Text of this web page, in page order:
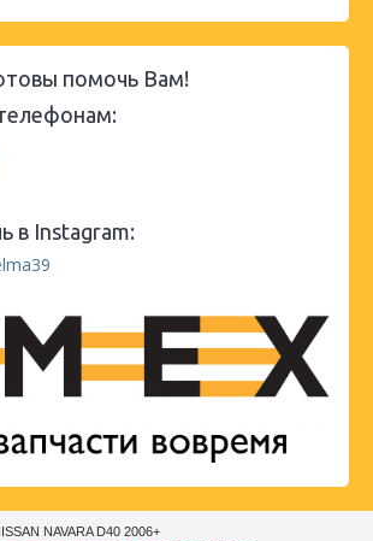
помочь Вам!
в Instagram:
NAVARA D40 2006+